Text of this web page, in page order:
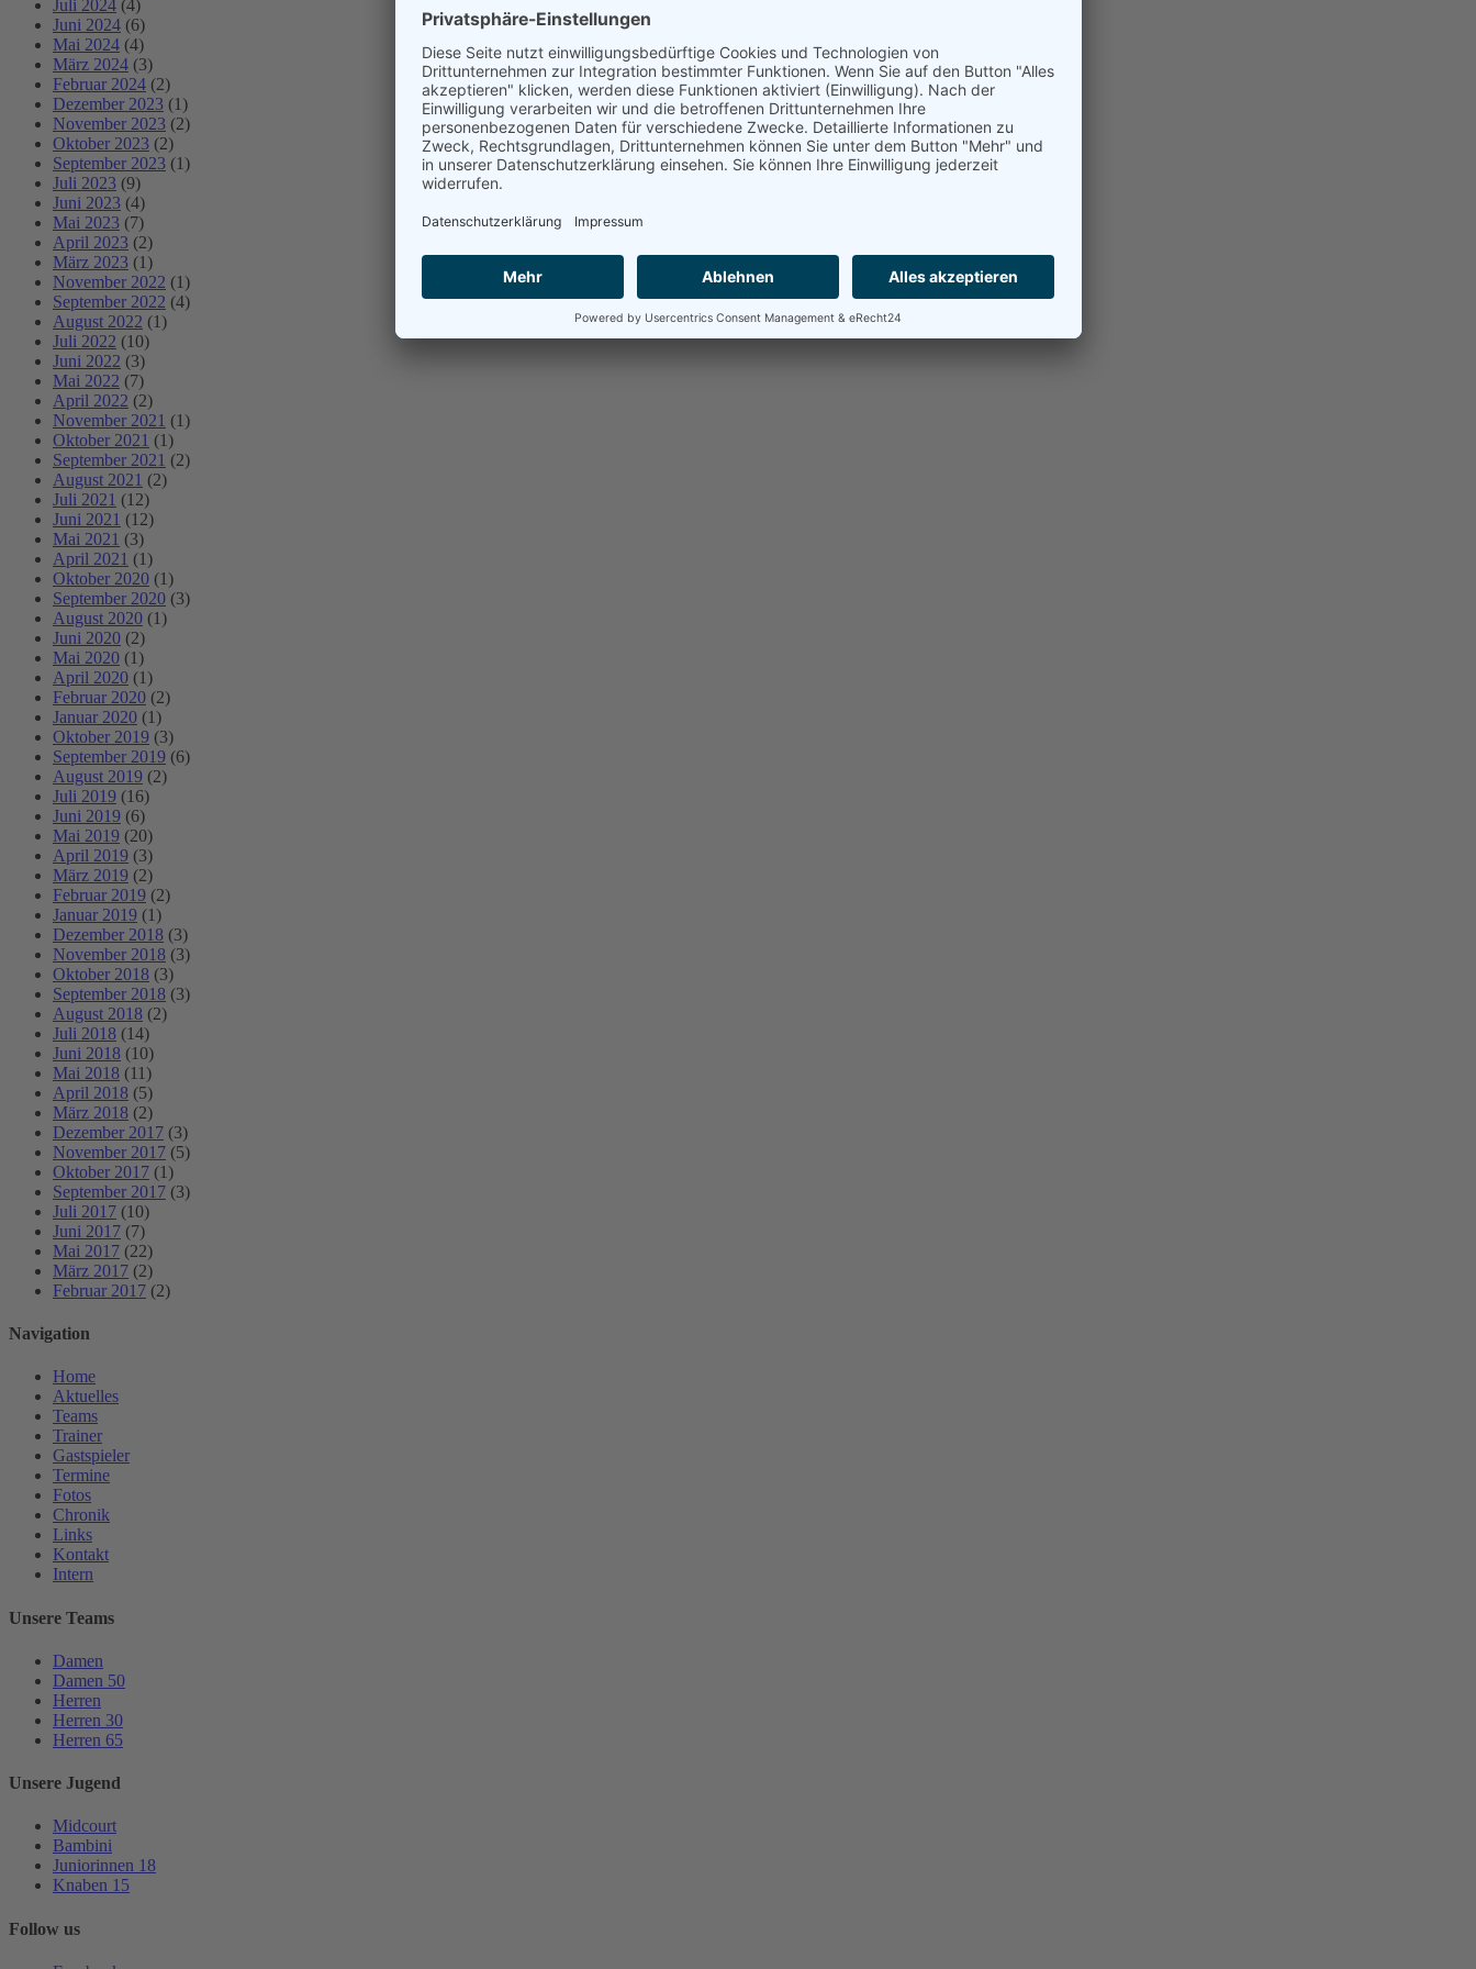
Juli 2024 (4)
Juni 2024 (6)
Mai 2024 (4)
März 2024 (3)
Februar 2024 (2)
Dezember 2023 (1)
November 2023 (2)
Oktober 2023 (2)
September 2023 (1)
Juli 2023 (9)
Juni 2023 (4)
Mai 2023 (7)
April 2023 (2)
März 2023 (1)
November 2022 (1)
September 2022 (4)
August 2022 (1)
Juli 2022 (10)
Juni 2022 (3)
Mai 2022 (7)
April 2022 (2)
November 2021 (1)
Oktober 2021 (1)
September 2021 (2)
August 2021 (2)
Juli 2021 (12)
Juni 2021 (12)
Mai 2021 (3)
April 2021 (1)
Oktober 2020 (1)
September 2020 (3)
August 2020 (1)
Juni 2020 (2)
Mai 2020 (1)
April 2020 (1)
Februar 2020 (2)
Januar 2020 (1)
Oktober 2019 (3)
September 2019 (6)
August 2019 (2)
Juli 2019 (16)
Juni 2019 (6)
Mai 2019 (20)
April 2019 (3)
März 2019 (2)
Februar 2019 (2)
Januar 2019 (1)
Dezember 2018 (3)
November 2018 (3)
Oktober 2018 (3)
September 2018 (3)
August 2018 (2)
Juli 2018 (14)
Juni 2018 (10)
Mai 2018 (11)
April 2018 (5)
März 2018 (2)
Dezember 2017 (3)
November 2017 (5)
Oktober 2017 (1)
September 2017 (3)
Juli 2017 (10)
Juni 2017 (7)
Mai 2017 (22)
März 2017 (2)
Februar 2017 (2)
Navigation
Home
Aktuelles
Teams
Trainer
Gastspieler
Termine
Fotos
Chronik
Links
Kontakt
Intern
Unsere Teams
Damen
Damen 50
Herren
Herren 30
Herren 65
Unsere Jugend
Midcourt
Bambini
Juniorinnen 18
Knaben 15
Follow us